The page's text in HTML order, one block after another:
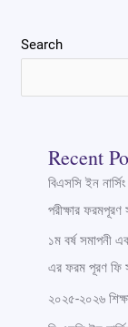
Search
Recent
বিএসসি ইন
পরীক্ষার
১ম বর্ষ সমাপনী
এর ফরম পূরণ ফি
২০২৫-২০২৬